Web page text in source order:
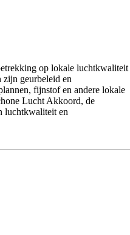
op lokale luchtkwaliteit
zijn geurbeleid en
fijnstof en andere lokale
Lucht Akkoord, de
luchtkwaliteit en